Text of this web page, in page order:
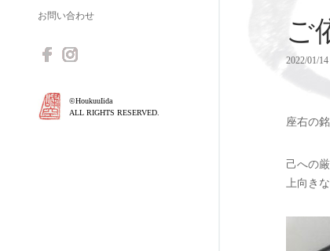
お問い合わせ
©HoukuuIida
ALL RIGHTS RESERVED.
ご
2022/01/14
座右の
己への
上向き